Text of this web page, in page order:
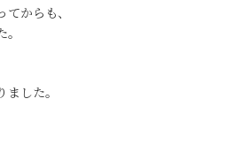
からも、
した。